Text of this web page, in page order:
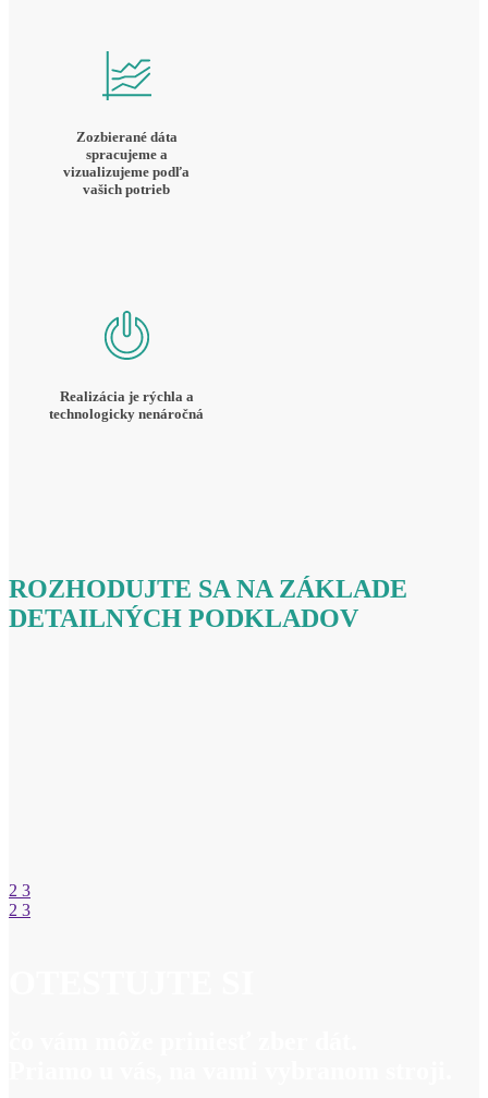
Zozbierané dáta
spracujeme a
vizualizujeme podľa
vašich potrieb
Realizácia je rýchla a
technologicky nenáročná
ROZHODUJTE SA NA ZÁKLADE
DETAILNÝCH PODKLADOV
2 3
2 3